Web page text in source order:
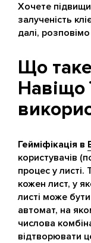
Хочете
залученість
далі,
Що
Навіщо
Гейміфікація в
користувачів
процес у листі.
кожен лист, у
листі може
автомат, на
числова
відтворювати